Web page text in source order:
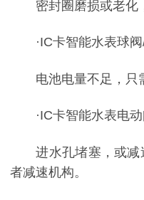
密封圈磨损或老化
·IC卡智能水表球
电池电量不足，只
·IC卡智能水表电
进水孔堵塞，或
者减速机构。